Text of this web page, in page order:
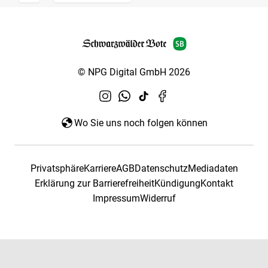
© NPG Digital GmbH 2026
Wo Sie uns noch folgen können
PrivatsphäreKarriereAGBDatenschutzMediadaten
Erklärung zur BarrierefreiheitKündigungKontakt
ImpressumWiderruf